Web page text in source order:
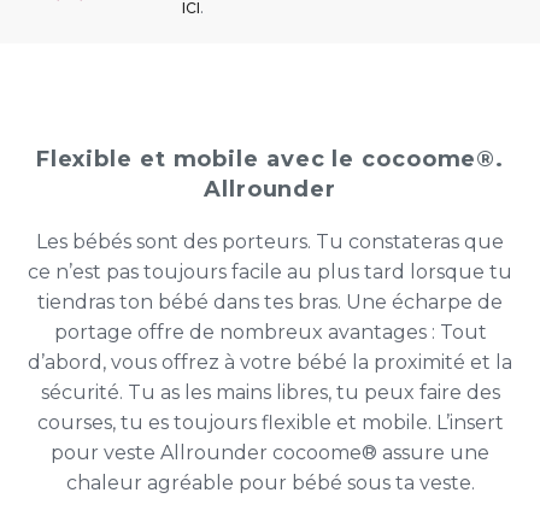
ici.
Flexible et mobile avec le cocoome®.
Allrounder
Les bébés sont des porteurs. Tu constateras que
ce n’est pas toujours facile au plus tard lorsque tu
tiendras ton bébé dans tes bras. Une écharpe de
portage offre de nombreux avantages : Tout
d’abord, vous offrez à votre bébé la proximité et la
sécurité. Tu as les mains libres, tu peux faire des
courses, tu es toujours flexible et mobile. L’insert
pour veste Allrounder cocoome® assure une
chaleur agréable pour bébé sous ta veste.